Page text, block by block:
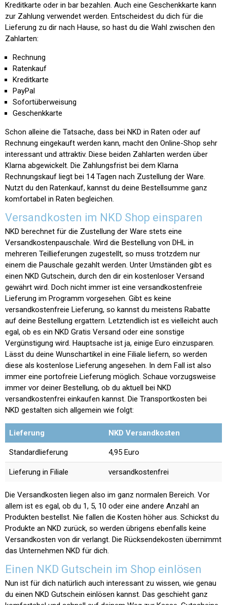
Kreditkarte oder in bar bezahlen. Auch eine Geschenkkarte kann
zur Zahlung verwendet werden. Entscheidest du dich für die
Lieferung zu dir nach Hause, so hast du die Wahl zwischen den
Zahlarten:
Rechnung
Ratenkauf
Kreditkarte
PayPal
Sofortüberweisung
Geschenkkarte
Schon alleine die Tatsache, dass bei NKD in Raten oder auf
Rechnung eingekauft werden kann, macht den Online-Shop sehr
interessant und attraktiv. Diese beiden Zahlarten werden über
Klarna abgewickelt. Die Zahlungsfrist bei dem Klarna
Rechnungskauf liegt bei 14 Tagen nach Zustellung der Ware.
Nutzt du den Ratenkauf, kannst du deine Bestellsumme ganz
komfortabel in Raten begleichen.
Versandkosten im NKD Shop einsparen
NKD berechnet für die Zustellung der Ware stets eine
Versandkostenpauschale. Wird die Bestellung von DHL in
mehreren Teillieferungen zugestellt, so muss trotzdem nur
einem die Pauschale gezahlt werden. Unter Umständen gibt es
einen NKD Gutschein, durch den dir ein kostenloser Versand
gewährt wird. Doch nicht immer ist eine versandkostenfreie
Lieferung im Programm vorgesehen. Gibt es keine
versandkostenfreie Lieferung, so kannst du meistens Rabatte
auf deine Bestellung ergattern. Letztendlich ist es vielleicht auch
egal, ob es ein NKD Gratis Versand oder eine sonstige
Vergünstigung wird. Hauptsache ist ja, einige Euro einzusparen.
Lässt du deine Wunschartikel in eine Filiale liefern, so werden
diese als kostenlose Lieferung angesehen. In dem Fall ist also
immer eine portofreie Lieferung möglich. Schaue vorzugsweise
immer vor deiner Bestellung, ob du aktuell bei NKD
versandkostenfrei einkaufen kannst. Die Transportkosten bei
NKD gestalten sich allgemein wie folgt:
Lieferung NKD Versandkosten
Standardlieferung 4,95 Euro
Lieferung in Filiale versandkostenfrei
Die Versandkosten liegen also im ganz normalen Bereich. Vor
allem ist es egal, ob du 1, 5, 10 oder eine andere Anzahl an
Produkten bestellst. Nie fallen die Kosten höher aus. Schickst du
Produkte an NKD zurück, so werden übrigens ebenfalls keine
Versandkosten von dir verlangt. Die Rücksendekosten übernimmt
das Unternehmen NKD für dich.
Einen NKD Gutschein im Shop einlösen
Nun ist für dich natürlich auch interessant zu wissen, wie genau
du einen NKD Gutschein einlösen kannst. Das geschieht ganz